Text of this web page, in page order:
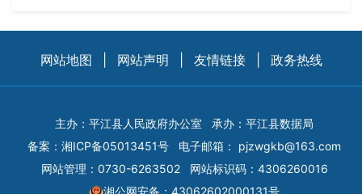
网站地图 网站声明 友情链接 政务热线
主办：平江县人民政府办公室
承办：平江县数据局
备案： 湘ICP备05013451号 电子邮箱： pjzwgkb@163.com
网站管理：0730-6263502
网站标识码：4306260016